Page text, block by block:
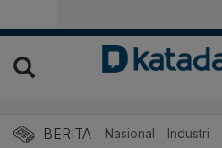
BERITA Nasional Industri